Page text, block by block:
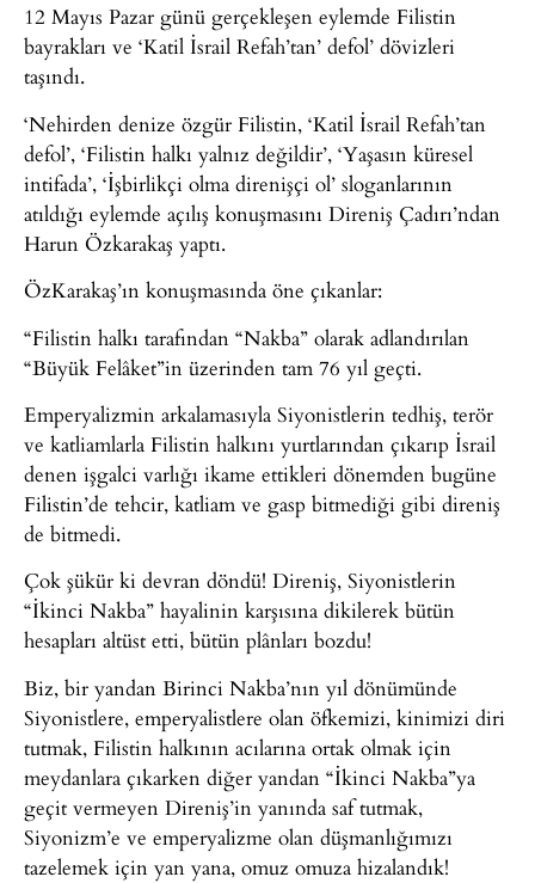
12 Mayıs Pazar günü gerçekleşen eylemde Filistin
bayrakları ve ‘Katil İsrail Refah’tan’ defol’ dövizleri
taşındı.
‘Nehirden denize özgür Filistin, ‘Katil İsrail Refah’tan
defol’, ‘Filistin halkı yalnız değildir’, ‘Yaşasın küresel
intifada’, ‘İşbirlikçi olma direnişçi ol’ sloganlarının
atıldığı eylemde açılış konuşmasını Direniş Çadırı’ndan
Harun Özkarakaş yaptı.
ÖzKarakaş’ın konuşmasında öne çıkanlar:
“Filistin halkı tarafından “Nakba” olarak adlandırılan
“Büyük Felâket”in üzerinden tam 76 yıl geçti.
Emperyalizmin arkalamasıyla Siyonistlerin tedhiş, terör
ve katliamlarla Filistin halkını yurtlarından çıkarıp İsrail
denen işgalci varlığı ikame ettikleri dönemden bugüne
Filistin’de tehcir, katliam ve gasp bitmediği gibi direniş
de bitmedi.
Çok şükür ki devran döndü! Direniş, Siyonistlerin
“İkinci Nakba” hayalinin karşısına dikilerek bütün
hesapları altüst etti, bütün plânları bozdu!
Biz, bir yandan Birinci Nakba’nın yıl dönümünde
Siyonistlere, emperyalistlere olan öfkemizi, kinimizi diri
tutmak, Filistin halkının acılarına ortak olmak için
meydanlara çıkarken diğer yandan “İkinci Nakba”ya
geçit vermeyen Direniş’in yanında saf tutmak,
Siyonizm’e ve emperyalizme olan düşmanlığımızı
tazelemek için yan yana, omuz omuza hizalandık!